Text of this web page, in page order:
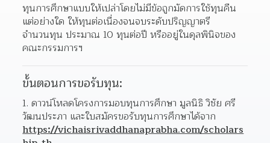
ทุนการศึกษาแบบให้เปล่าโดยไม่มีข้อถูกมัดการใช้ทุนคืน
แต่อย่างใด ให้ทุนต่อเนื่องจนจบระดับปริญญาตรี
จำนวนทุน ประมาณ 10 ทุนต่อปี หรืออยู่ในดุลพินิจของ
คณะกรรมการฯ
ขั้นตอนการขอรับทุน:
ดาวน์โหลดโครงการมอบทุนการศึกษา มูลนิธิ วิชัย ศรี
https://vichaisrivaddhanaprabha.com/scholars